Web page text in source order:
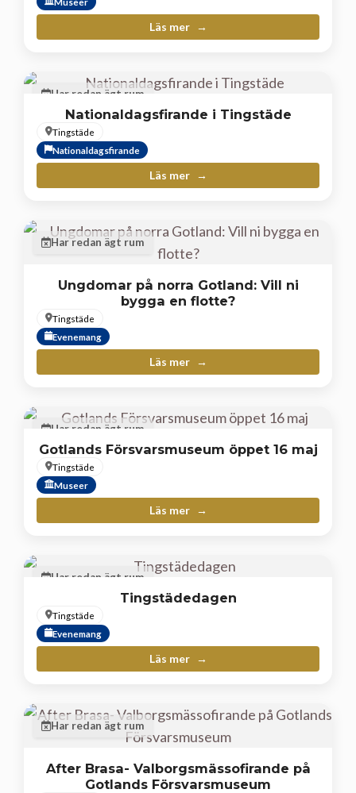
Läs mer
Har redan ägt rum
Nationaldagsfirande i Tingstäde
Tingstäde
Nationaldagsfirande
Läs mer
Har redan ägt rum
Ungdomar på norra Gotland: Vill ni
bygga en flotte?
Tingstäde
Evenemang
Läs mer
Har redan ägt rum
Gotlands Försvarsmuseum öppet 16 maj
Tingstäde
Museer
Läs mer
Har redan ägt rum
Tingstädedagen
Tingstäde
Evenemang
Läs mer
Har redan ägt rum
After Brasa- Valborgsmässofirande på
Gotlands Försvarsmuseum